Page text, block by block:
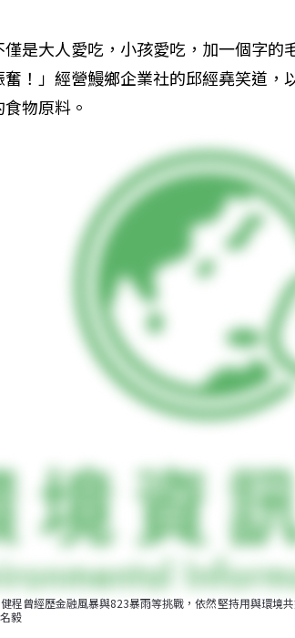
僅是大人愛吃，小孩愛吃，加一個字
！」經營鰻鄉企業社的邱經堯笑道，
物原料。
程曾經歷金融風暴與823暴雨等挑戰，依然堅持用與環境
毅